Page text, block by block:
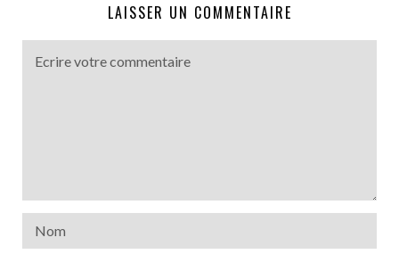
LAISSER UN COMMENTAIRE